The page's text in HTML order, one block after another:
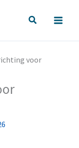
voor